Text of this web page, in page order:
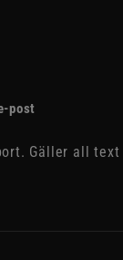
post
Gäller all text